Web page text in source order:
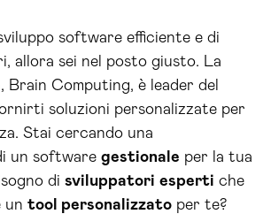
software efficiente e di
allora sei nel posto giusto. La
, Brain Computing, è leader del
soluzioni personalizzate per
Stai cercando una
un software gestionale per la tua
di sviluppatori esperti che
un tool personalizzato per te?